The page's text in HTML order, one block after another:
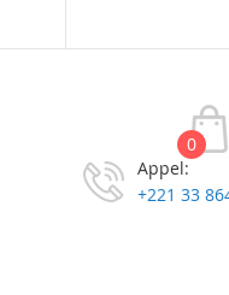
0
Appel:
+221 33